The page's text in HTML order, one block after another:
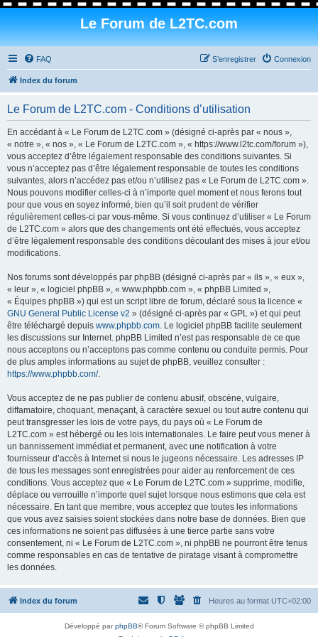
Le Forum de L2TC.com
FAQ Connexion
S’enregistrer
Index du forum
Le Forum de L2TC.com - Conditions d’utilisation
En accédant à « Le Forum de L2TC.com » (désigné ci-après par « nous »,
« notre », « nos », « Le Forum de L2TC.com », « https://www.l2tc.com/forum »),
vous acceptez d’être légalement responsable des conditions suivantes. Si
vous n’acceptez pas d’être légalement responsable de toutes les conditions
suivantes, alors n’accédez pas et/ou n’utilisez pas « Le Forum de L2TC.com ».
Nous pouvons modifier celles-ci à n’importe quel moment et nous ferons tout
pour que vous en soyez informé, bien qu’il soit prudent de vérifier
régulièrement celles-ci par vous-même. Si vous continuez d’utiliser « Le Forum
de L2TC.com » alors que des changements ont été effectués, vous acceptez
d’être légalement responsable des conditions découlant des mises à jour et/ou
modifications.
Nos forums sont développés par phpBB (désigné ci-après par « ils », « eux »,
« leur », « logiciel phpBB », « www.phpbb.com », « phpBB Limited »,
« Équipes phpBB ») qui est un script libre de forum, déclaré sous la licence «
GNU General Public License v2 » (désigné ci-après par « GPL ») et qui peut
être téléchargé depuis www.phpbb.com. Le logiciel phpBB facilite seulement
les discussions sur Internet. phpBB Limited n’est pas responsable de ce que
nous acceptons ou n’acceptons pas comme contenu ou conduite permis. Pour
de plus amples informations au sujet de phpBB, veuillez consulter :
https://www.phpbb.com/.
Vous acceptez de ne pas publier de contenu abusif, obscène, vulgaire,
diffamatoire, choquant, menaçant, à caractère sexuel ou tout autre contenu qui
peut transgresser les lois de votre pays, du pays où « Le Forum de
L2TC.com » est hébergé ou les lois internationales. Le faire peut vous mener à
un bannissement immédiat et permanent, avec une notification à votre
fournisseur d’accès à Internet si nous le jugeons nécessaire. Les adresses IP
de tous les messages sont enregistrées pour aider au renforcement de ces
conditions. Vous acceptez que « Le Forum de L2TC.com » supprime, modifie,
déplace ou verrouille n’importe quel sujet lorsque nous estimons que cela est
nécessaire. En tant que membre, vous acceptez que toutes les informations
que vous avez saisies soient stockées dans notre base de données. Bien que
ces informations ne soient pas diffusées à une tierce partie sans votre
consentement, ni « Le Forum de L2TC.com », ni phpBB ne pourront être tenus
comme responsables en cas de tentative de piratage visant à compromettre
les données.
Index du forum Heures au format UTC+02:00
Développé parphpBB® Forum Software © phpBB Limited